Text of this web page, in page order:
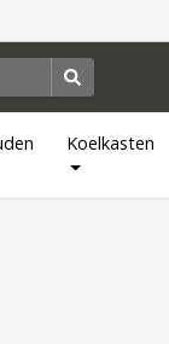
Koelkasten